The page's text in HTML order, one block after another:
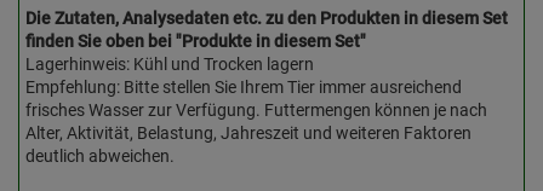
Die Zutaten, Analysedaten etc. zu den Produkten in diesem Set
finden Sie oben bei "Produkte in diesem Set"
Lagerhinweis: Kühl und Trocken lagern
Empfehlung: Bitte stellen Sie Ihrem Tier immer ausreichend
frisches Wasser zur Verfügung. Futtermengen können je nach
Alter, Aktivität, Belastung, Jahreszeit und weiteren Faktoren
deutlich abweichen.